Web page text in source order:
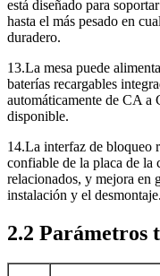
está diseñado para
hasta el más pesado en
duradero.
13.La mesa puede
baterías recargables
automáticamente de CA a
disponible.
14.La interfaz de bloqueo
confiable de la placa de la
relacionados, y mejora en
instalación y el desmontaje.
2.2 Parámetros